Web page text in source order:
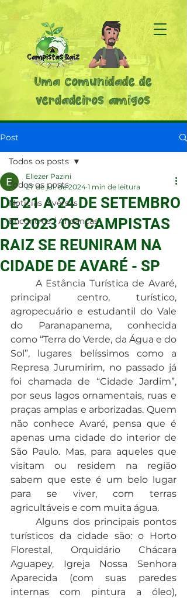
Uma comunidade de
verdadeiros amigos
Post
Todos os posts
Noticias diversas
Encontros / Andanças
Todos os posts
DE 21 A 24 DE SETEMBRO
DE 2023 OS CAMPISTAS
RAIZ SE REUNIRAM NA
CIDADE DE AVARÉ - SP
Eliezer Pazini
27 de jul. de 2024 1 min de leitura
principal centro, turístico,
agropecuário e estudantil do Vale
do Paranapanema, conhecida
como “Terra do Verde, da Água e do
Sol”, lugares belíssimos como a
Represa Jurumirim, no passado já
foi chamada de “Cidade Jardim”,
por seus lagos ornamentais, ruas e
praças amplas e arborizadas. Quem
não conhece Avaré, pensa que é
apenas uma cidade do interior de
São Paulo. Mas, para aqueles que
visitam ou residem na região
sabem que este é um belo lugar
para se viver, com terras
agricultáveis e com muita água.
	Alguns dos principais pontos
turísticos da cidade são: o Horto
Florestal, Orquidário Chácara
Aguapey, Igreja Nossa Senhora
Aparecida (com suas paredes
internas com pintura a óleo),